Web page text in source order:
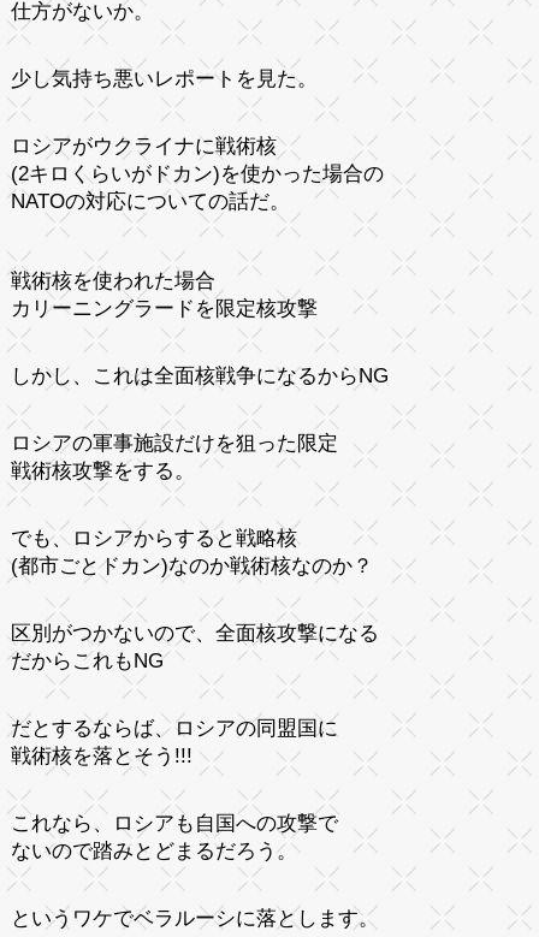
仕方がないか。
少し気持ち悪いレポートを見た。
ロシアがウクライナに戦術核
(2キロくらいがドカン)を使かった場合の
NATOの対応についての話だ。
戦術核を使われた場合
カリーニングラードを限定核攻撃
しかし、これは全面核戦争になるからNG
ロシアの軍事施設だけを狙った限定
戦術核攻撃をする。
でも、ロシアからすると戦略核
(都市ごとドカン)なのか戦術核なのか？
区別がつかないので、全面核攻撃になる
だからこれもNG
だとするならば、ロシアの同盟国に
戦術核を落とそう!!!
これなら、ロシアも自国への攻撃で
ないので踏みとどまるだろう。
というワケでベラルーシに落とします。